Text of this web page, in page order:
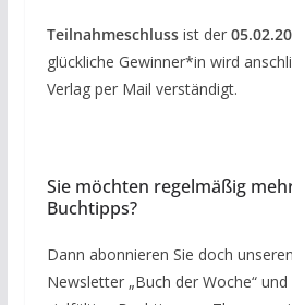
Teilnahmeschlussist der
glückliche Gewinner*in wird
Verlag per Mail verständigt.
Sie möchten regelmäßig
Buchtipps?
Dann abonnieren Sie doch
Newsletter „Buch der Woche“